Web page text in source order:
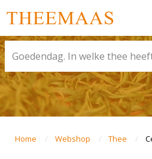
Wijzig bestelling
Home Webshop Thee
Dit product is
VERDER